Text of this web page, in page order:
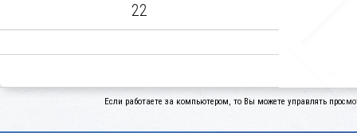
22
Если работаете за компьютером, то Вы можете управлять